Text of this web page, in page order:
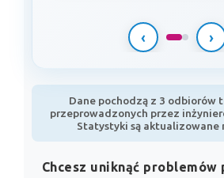
‹ ›
Dane pochodzą z 3 odbiorów
przeprowadzonych przez
Statystyki są aktualizowane
Chcesz uniknąć